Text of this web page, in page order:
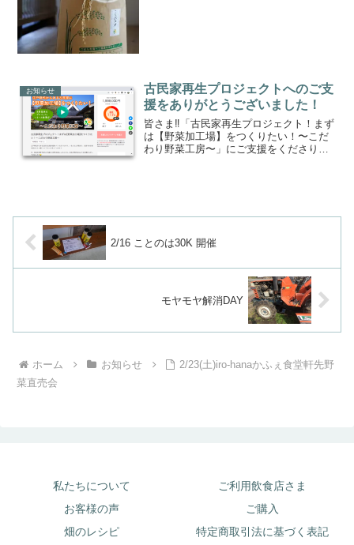
お知らせ
古民家再生プロジェクトへのご支
援をありがとうございました！
皆さま‼️「古民家再生プロジェクト！まず
は【野菜加工場】をつくりたい！〜こだ
わり野菜工房〜」にご支援をくださり、
2/16 ことのは30K 開催
モヤモヤ解消DAY
ホーム お知らせ
2/23(土)iro-hanaかふぇ食堂軒先野
菜直売会
私たちについて
ご利用飲食店さま
お客様の声
ご購入
畑のレシピ
特定商取引法に基づく表記